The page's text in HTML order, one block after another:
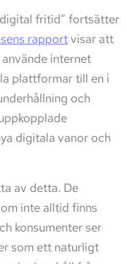
fritid” fortsätter
rapportvisar att
internet
plattformar till en i
och
digitala vanor och
av detta. De
inte alltid finns
konsumenter ser
som ett naturligt